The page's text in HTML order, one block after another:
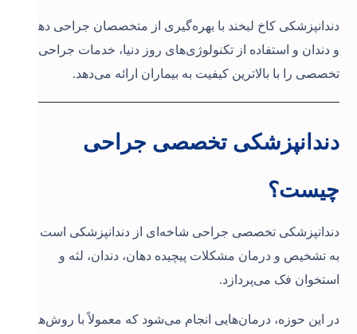
دندانپزشکی کاخ لبخند با بهره‌گیری از متخصصان جراحی دهان
و دندان و استفاده از تکنولوژی‌های روز دنیا، خدمات جراحی
تخصصی را با بالاترین کیفیت به بیماران ارائه می‌دهد.
دندانپزشکی تخصصی جراحی
چیست؟
دندانپزشکی تخصصی جراحی شاخه‌ای از دندانپزشکی است که
به تشخیص و درمان مشکلات پیچیده دهان، دندان، لثه و
استخوان فک می‌پردازد.
در این حوزه، درمان‌هایی انجام می‌شود که معمولاً با روش‌های